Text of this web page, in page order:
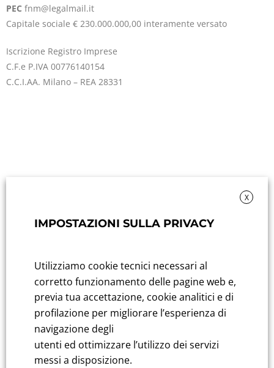
PEC fnm@legalmail.it
Capitale sociale € 230.000.000,00 interamente versato
Iscrizione Registro Imprese
C.F.e P.IVA 00776140154
C.C.I.AA. Milano – REA 28331
Diffusione informazioni regolamentate
Dichiarazione di accessibilità al sito web web
X
IMPOSTAZIONI SULLA PRIVACY
Utilizziamo cookie tecnici necessari al
corretto funzionamento delle pagine web e,
previa tua accettazione, cookie analitici e di
profilazione per migliorare l’esperienza di
navigazione degli
utenti ed ottimizzare l’utilizzo dei servizi
messi a disposizione.